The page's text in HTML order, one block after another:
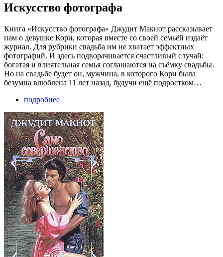
Искусство фотографа
Книга «Искусство фотографа» Джудит Макнот рассказывает
нам о девушке Кори, которая вместе со своей семьёй издаёт
журнал. Для рубрики свадьба им не хватает эффектных
фотографий. И здесь подворачивается счастливый случай:
богатая и влиятельная семья соглашаются на съёмку свадьбы.
Но на свадьбе будет он, мужчина, в которого Кори была
безумна влюблена 11 лет назад, будучи ещё подростком…
подробнее